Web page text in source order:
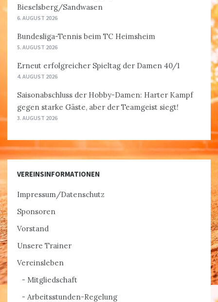
Bieselsberg/Sandwasen
6. AUGUST 2026
Bundesliga-Tennis beim TC Heimsheim
5. AUGUST 2026
Erneut erfolgreicher Spieltag der Damen 40/1
4. AUGUST 2026
Saisonabschluss der Hobby-Damen: Harter Kampf
gegen starke Gäste, aber der Teamgeist siegt!
3. AUGUST 2026
VEREINSINFORMATIONEN
Impressum/Datenschutz
Sponsoren
Vorstand
Unsere Trainer
Vereinsleben
Mitgliedschaft
Arbeitsstunden-Regelung